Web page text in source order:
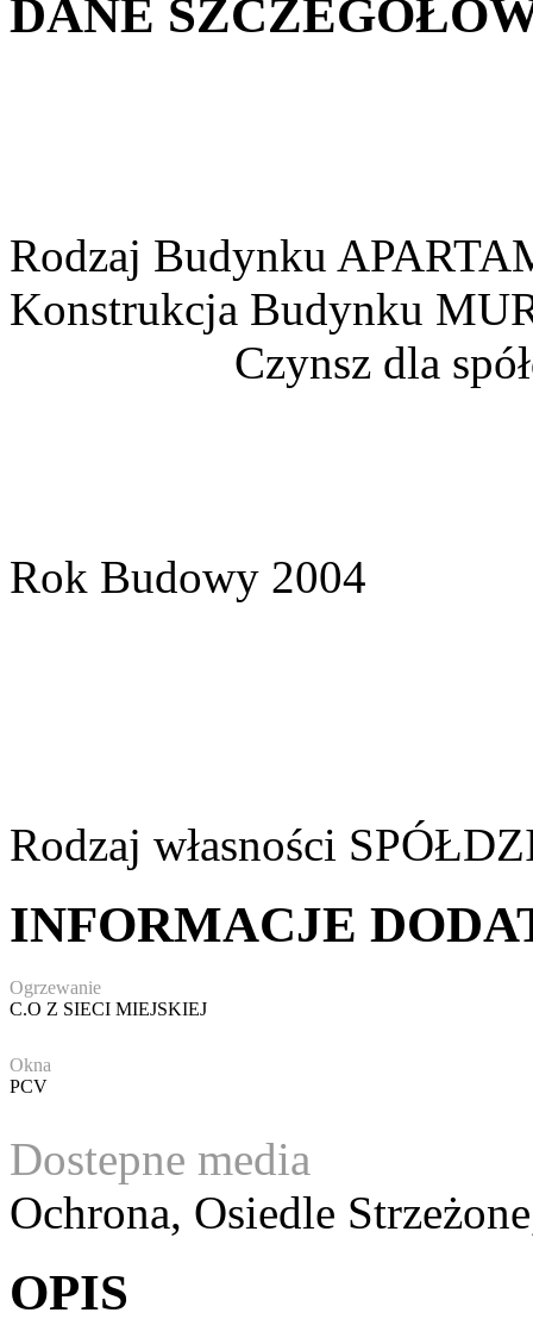
DANE
Rodzaj Budynku
Konstrukcja Budynku
Czynsz dla
Rok Budowy 2004
Rodzaj własności
INFORMACJE
Ogrzewanie
C.O Z SIECI MIEJSKIEJ
Okna
PCV
Dostepne media
Ochrona, Osiedle
OPIS